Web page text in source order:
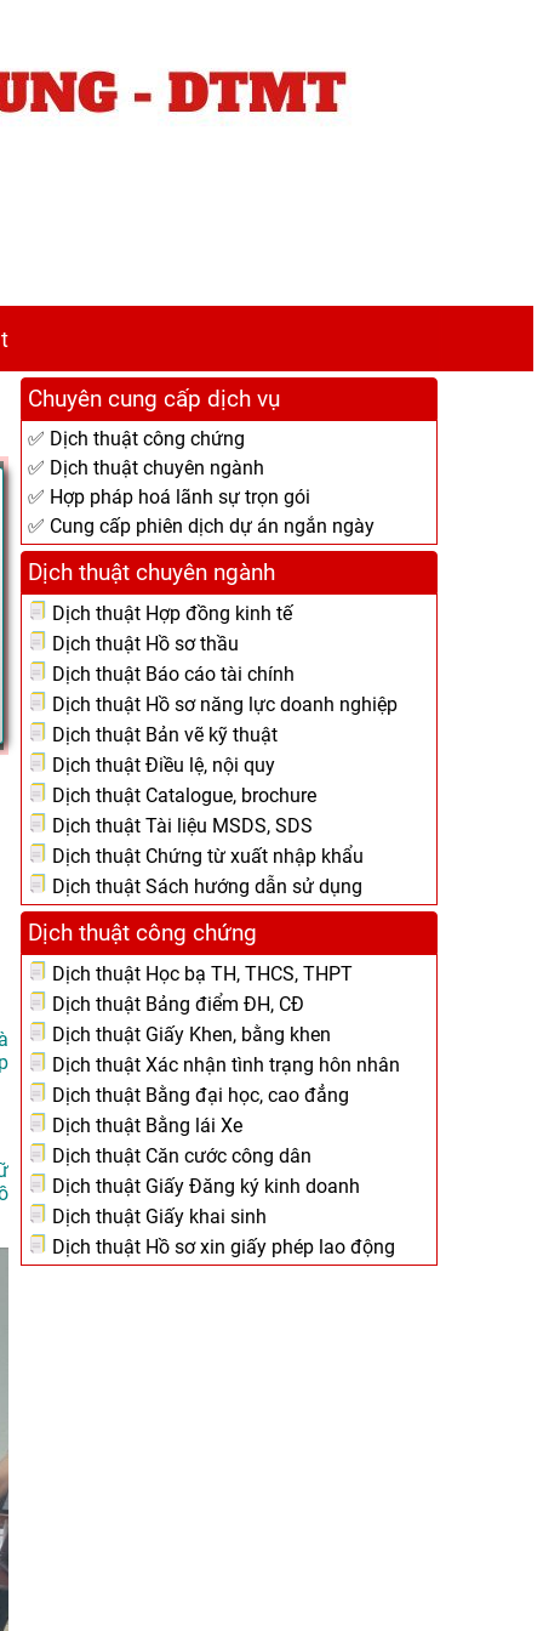
Chuyên cung cấp dịch vụ
✅ Dịch thuật công chứng
✅ Dịch thuật chuyên ngành
✅ Hợp pháp hoá lãnh sự trọn gói
✅ Cung cấp phiên dịch dự án ngắn ngày
Dịch thuật chuyên ngành
Dịch thuật Hợp đồng kinh tế
Dịch thuật Hồ sơ thầu
Dịch thuật Báo cáo tài chính
Dịch thuật Hồ sơ năng lực doanh nghiệp
Dịch thuật Bản vẽ kỹ thuật
Dịch thuật Điều lệ, nội quy
Dịch thuật Catalogue, brochure
Dịch thuật Tài liệu MSDS, SDS
Dịch thuật Chứng từ xuất nhập khẩu
Dịch thuật Sách hướng dẫn sử dụng
Dịch thuật công chứng
Dịch thuật Học bạ TH, THCS, THPT
Dịch thuật Bảng điểm ĐH, CĐ
Dịch thuật Giấy Khen, bằng khen
Dịch thuật Xác nhận tình trạng hôn nhân
Dịch thuật Bằng đại học, cao đẳng
Dịch thuật Bằng lái Xe
Dịch thuật Căn cước công dân
Dịch thuật Giấy Đăng ký kinh doanh
Dịch thuật Giấy khai sinh
Dịch thuật Hồ sơ xin giấy phép lao động